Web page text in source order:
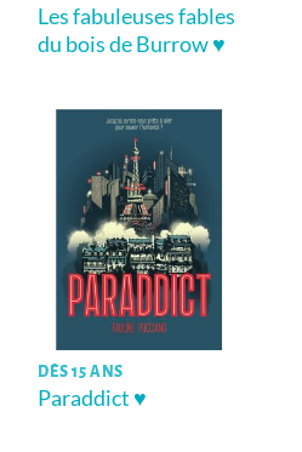
Les fabuleuses fables
du bois de Burrow ♥
DÈS 15 ANS
Paraddict ♥